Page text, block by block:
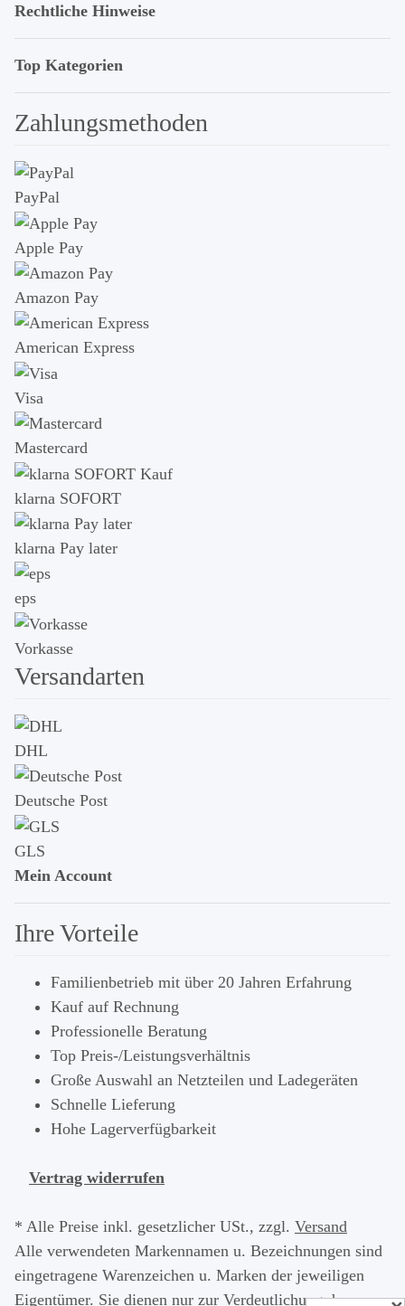
Rechtliche Hinweise
Top Kategorien
Zahlungsmethoden
PayPal
Apple Pay
Amazon Pay
American Express
Visa
Mastercard
klarna SOFORT
klarna Pay later
eps
Vorkasse
Versandarten
DHL
Deutsche Post
GLS
Mein Account
Ihre Vorteile
Familienbetrieb mit über 20 Jahren Erfahrung
Kauf auf Rechnung
Professionelle Beratung
Top Preis-/Leistungsverhältnis
Große Auswahl an Netzteilen und Ladegeräten
Schnelle Lieferung
Hohe Lagerverfügbarkeit
Vertrag widerrufen
* Alle Preise inkl. gesetzlicher USt., zzgl. Versand
Alle verwendeten Markennamen u. Bezeichnungen sind
eingetragene Warenzeichen u. Marken der jeweiligen
Eigentümer. Sie dienen nur zur Verdeutlichung der